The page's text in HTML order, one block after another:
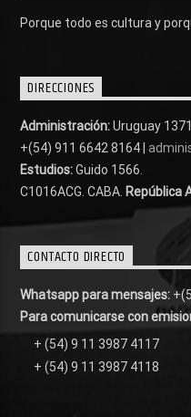
Porque todo es cultura y
DIRECCIONES
Administración:Uruguay 1371
+(54) 911 6642 8164 |
Estudios:Guido 1566.
C1016ACG . CABA. República
CONTACTO DIRECTO
Whatsapp para mensajes:
Para comunicarse con
+ (54) 9 11 3987 4117
+ (54) 9 11 3987 4118